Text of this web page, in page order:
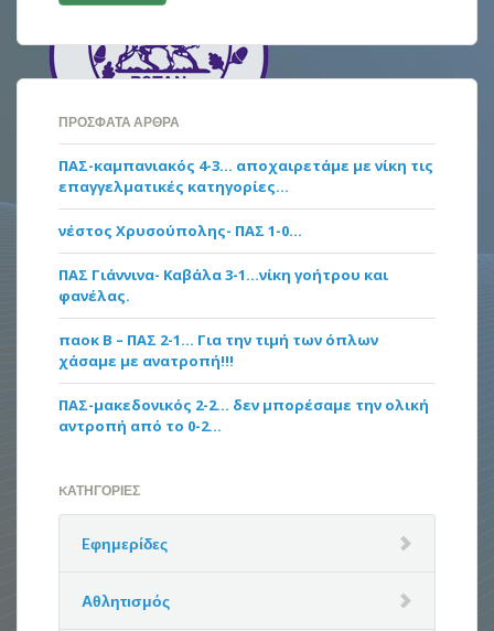
ΠΡΌΣΦΑΤΑ ΆΡΘΡΑ
ΠΑΣ-καμπανιακός 4-3… αποχαιρετάμε με νίκη τις
επαγγελματικές κατηγορίες…
νέστος Χρυσούπολης- ΠΑΣ 1-0…
ΠΑΣ Γιάννινα- Καβάλα 3-1…νίκη γοήτρου και
φανέλας.
παοκ Β – ΠΑΣ 2-1… Για την τιμή των όπλων
χάσαμε με ανατροπή!!!
ΠΑΣ-μακεδονικός 2-2… δεν μπορέσαμε την ολική
αντροπή από το 0-2…
KΑΤΗΓΟΡΊΕΣ
Eφημερίδες
Αθλητισμός